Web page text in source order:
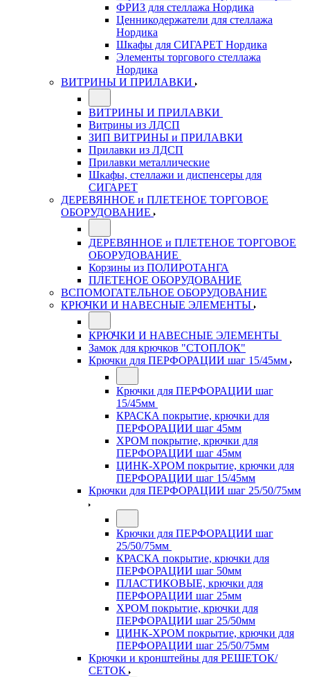
ФРИЗ для стеллажа Нордика
Ценникодержатели для стеллажа
Нордика
Шкафы для СИГАРЕТ Нордика
Элементы торгового стеллажа
Нордика
ВИТРИНЫ И ПРИЛАВКИ
ВИТРИНЫ И ПРИЛАВКИ
Витрины из ЛДСП
ЗИП ВИТРИНЫ и ПРИЛАВКИ
Прилавки из ЛДСП
Прилавки металлические
Шкафы, стеллажи и диспенсеры для
СИГАРЕТ
ДЕРЕВЯННОЕ и ПЛЕТЕНОЕ ТОРГОВОЕ
ОБОРУДОВАНИЕ
ДЕРЕВЯННОЕ и ПЛЕТЕНОЕ ТОРГОВОЕ
ОБОРУДОВАНИЕ
Корзины из ПОЛИРОТАНГА
ПЛЕТЕНОЕ ОБОРУДОВАНИЕ
ВСПОМОГАТЕЛЬНОЕ ОБОРУДОВАНИЕ
КРЮЧКИ И НАВЕСНЫЕ ЭЛЕМЕНТЫ
КРЮЧКИ И НАВЕСНЫЕ ЭЛЕМЕНТЫ
Замок для крючков "СТОПЛОК"
Крючки для ПЕРФОРАЦИИ шаг 15/45мм
Крючки для ПЕРФОРАЦИИ шаг
15/45мм
КРАСКА покрытие, крючки для
ПЕРФОРАЦИИ шаг 45мм
ХРОМ покрытие, крючки для
ПЕРФОРАЦИИ шаг 45мм
ЦИНК-ХРОМ покрытие, крючки для
ПЕРФОРАЦИИ шаг 15/45мм
Крючки для ПЕРФОРАЦИИ шаг 25/50/75мм
Крючки для ПЕРФОРАЦИИ шаг
25/50/75мм
КРАСКА покрытие, крючки для
ПЕРФОРАЦИИ шаг 50мм
ПЛАСТИКОВЫЕ, крючки для
ПЕРФОРАЦИИ шаг 25мм
ХРОМ покрытие, крючки для
ПЕРФОРАЦИИ шаг 25/50мм
ЦИНК-ХРОМ покрытие, крючки для
ПЕРФОРАЦИИ шаг 25/50/75мм
Крючки и кронштейны для РЕШЕТОК/
СЕТОК